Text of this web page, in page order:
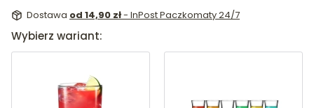
Dostawa od 14,90 zł- InPost Paczkomaty 24/7
Wybierz wariant: